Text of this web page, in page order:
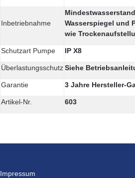
Inbetriebnahme
Wasserspiegel und
wie
Schutzart Pumpe IP X8
ÜberlastungsschutzSiehe
Garantie 3 Jahre Hersteller-
Artikel-Nr. 603
Impressum